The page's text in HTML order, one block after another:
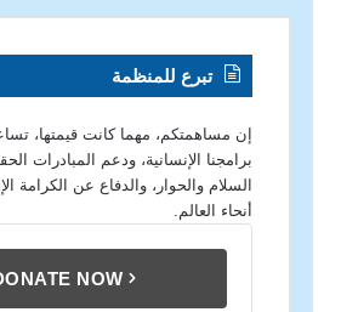
تبرع للمنظمة
إن مساهمتكم، مهما كانت قيمتها،
برامجنا الإنسانية، ودعم المبادرات
السلام والحوار، والدفاع عن الكرامة
أنحاء العالم.
NOW